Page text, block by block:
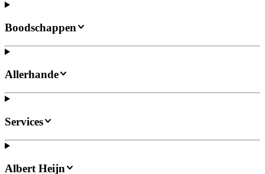
Boodschappen
Allerhande
Services
Albert Heijn